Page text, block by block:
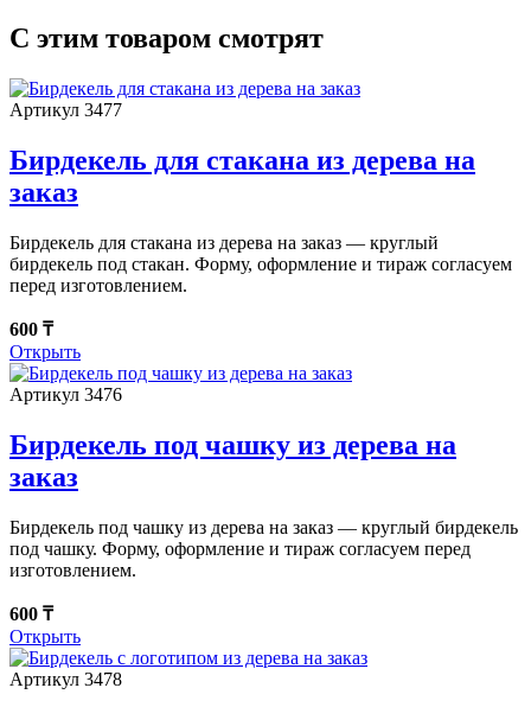
С этим товаром смотрят
Артикул 3477
Бирдекель для стакана из дерева на
заказ
Бирдекель для стакана из дерева на заказ — круглый
бирдекель под стакан. Форму, оформление и тираж согласуем
перед изготовлением.
600 ₸
Открыть
Артикул 3476
Бирдекель под чашку из дерева на
заказ
Бирдекель под чашку из дерева на заказ — круглый бирдекель
под чашку. Форму, оформление и тираж согласуем перед
изготовлением.
600 ₸
Открыть
Артикул 3478